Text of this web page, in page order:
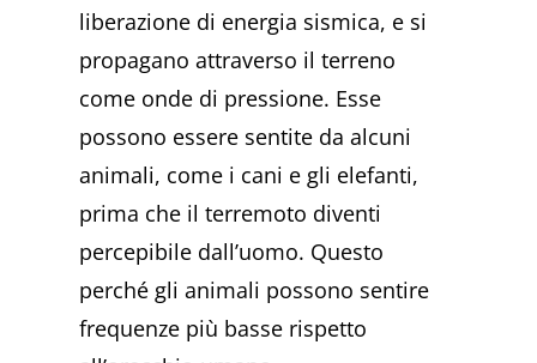
liberazione di energia sismica, e si
propagano attraverso il terreno
come onde di pressione. Esse
possono essere sentite da alcuni
animali, come i cani e gli elefanti,
prima che il terremoto diventi
percepibile dall’uomo. Questo
perché gli animali possono sentire
frequenze più basse rispetto